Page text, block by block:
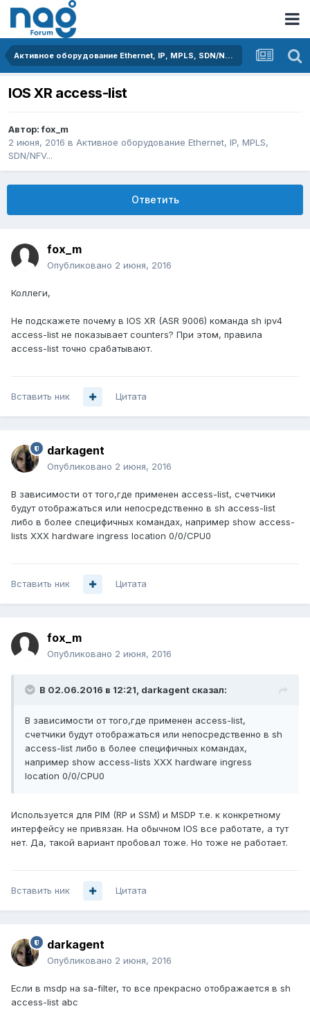
Активное оборудование Ethernet, IP, MPLS, SDN/NFV...
IOS XR access-list
Автор:fox_m
2 июня, 2016 в Активное оборудование Ethernet, IP, MPLS,
SDN/NFV...
Ответить
fox_m
Опубликовано 2 июня, 2016
Коллеги,
Не подскажете почему в IOS XR (ASR 9006) команда sh ipv4
access-list не показывает counters? При этом, правила
access-list точно срабатывают.
Вставить ник Цитата
darkagent
Опубликовано 2 июня, 2016
В зависимости от того,где применен access-list, счетчики
будут отображаться или непосредственно в sh access-list
либо в более специфичных командах, например show access-
lists XXX hardware ingress location 0/0/CPU0
Вставить ник Цитата
fox_m
Опубликовано 2 июня, 2016
В 02.06.2016 в 12:21, darkagent сказал:
В зависимости от того,где применен access-list,
счетчики будут отображаться или непосредственно в sh
access-list либо в более специфичных командах,
например show access-lists XXX hardware ingress
location 0/0/CPU0
Используется для PIM (RP и SSM) и MSDP т.е. к конкретному
интерфейсу не привязан. На обычном IOS все работате, а тут
нет. Да, такой вариант пробовал тоже. Но тоже не работает.
Вставить ник Цитата
darkagent
Опубликовано 2 июня, 2016
Если в msdp на sa-filter, то все прекрасно отображается в sh
access-list abc